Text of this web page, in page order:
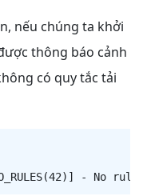
nếu chúng ta khởi
thông báo cảnh
có quy tắc tải